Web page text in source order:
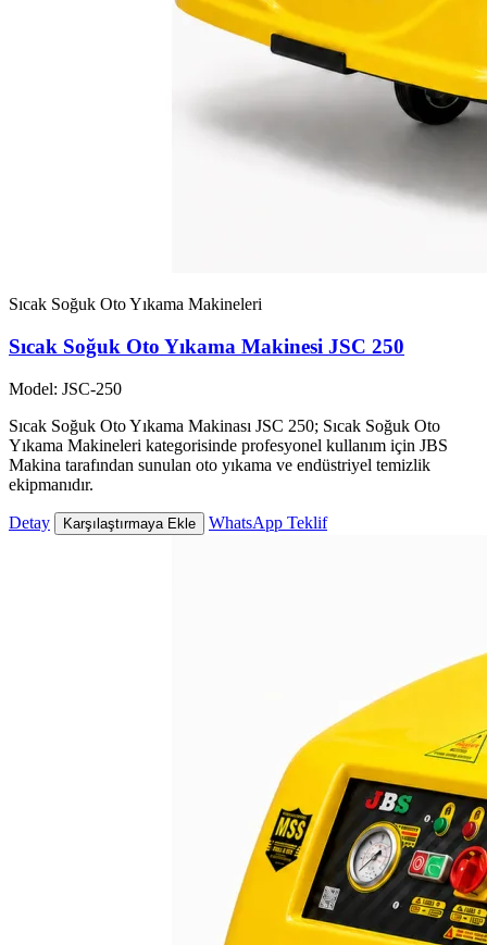
Sıcak Soğuk Oto Yıkama Makineleri
Sıcak Soğuk Oto Yıkama Makinesi JSC 250
Model: JSC-250
Sıcak Soğuk Oto Yıkama Makinası JSC 250; Sıcak Soğuk Oto
Yıkama Makineleri kategorisinde profesyonel kullanım için JBS
Makina tarafından sunulan oto yıkama ve endüstriyel temizlik
ekipmanıdır.
Detay Karşılaştırmaya Ekle WhatsApp Teklif